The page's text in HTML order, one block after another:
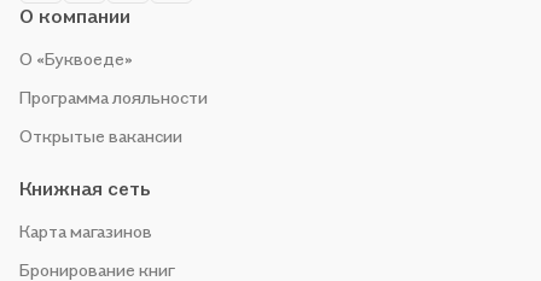
О компании
О «Буквоеде»
Программа лояльности
Открытые вакансии
Книжная сеть
Карта магазинов
Бронирование книг